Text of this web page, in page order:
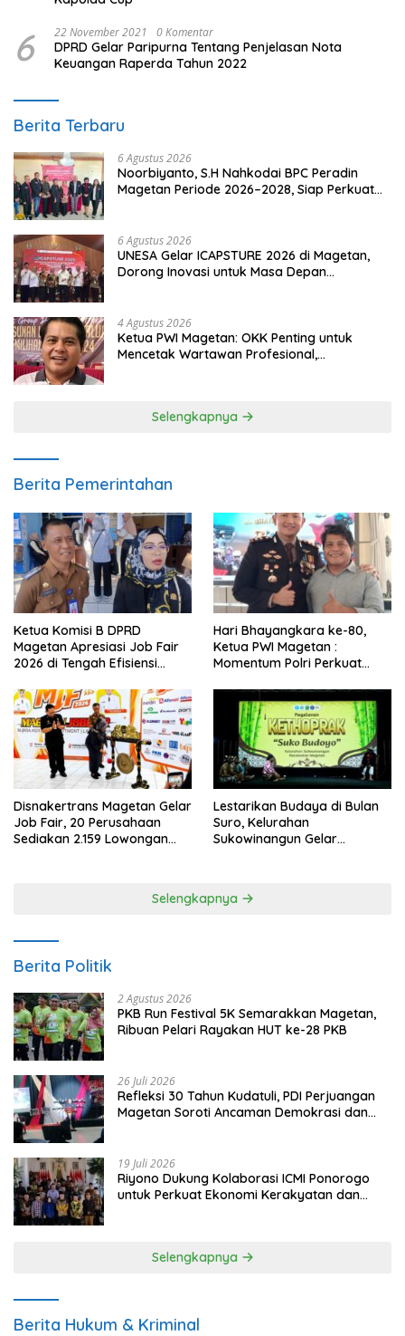
6 22 November 2021 0 Komentar
DPRD Gelar Paripurna Tentang Penjelasan Nota
Keuangan Raperda Tahun 2022
Berita Terbaru
6 Agustus 2026
Noorbiyanto, S.H Nahkodai BPC Peradin
Magetan Periode 2026–2028, Siap Perkuat
6 Agustus 2026
UNESA Gelar ICAPSTURE 2026 di Magetan,
Dorong Inovasi untuk Masa Depan
4 Agustus 2026
Ketua PWI Magetan: OKK Penting untuk
Mencetak Wartawan Profesional,
Selengkapnya
Berita Pemerintahan
Ketua Komisi B DPRD
Magetan Apresiasi Job Fair
2026 di Tengah Efisiensi
Hari Bhayangkara ke-80,
Ketua PWI Magetan :
Momentum Polri Perkuat
Disnakertrans Magetan Gelar
Job Fair, 20 Perusahaan
Sediakan 2.159 Lowongan
Lestarikan Budaya di Bulan
Suro, Kelurahan
Sukowinangun Gelar
Selengkapnya
Berita Politik
2 Agustus 2026
PKB Run Festival 5K Semarakkan Magetan,
Ribuan Pelari Rayakan HUT ke-28 PKB
26 Juli 2026
Refleksi 30 Tahun Kudatuli, PDI Perjuangan
Magetan Soroti Ancaman Demokrasi dan
19 Juli 2026
Riyono Dukung Kolaborasi ICMI Ponorogo
untuk Perkuat Ekonomi Kerakyatan dan
Selengkapnya
Berita Hukum & Kriminal